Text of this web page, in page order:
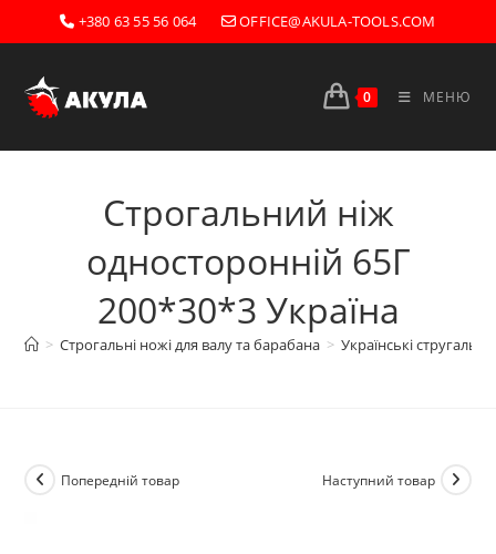
Перейти
до
+380 63 55 56 064 OFFICE@AKULA-TOOLS.COM
0 МЕНЮ
Строгальний ніж
односторонній 65Г
200*30*3 Україна
> Строгальні ножі для валу та барабана > Українські
Попередній товар Наступний товар